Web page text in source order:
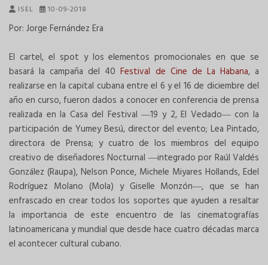
ISEL 10-09-2018
Por: Jorge Fernández Era
El cartel, el spot y los elementos promocionales en que se
basará la campaña del 40Festival de Cine de La Habana, a
realizarse en la capital cubana entre el 6 y el 16 de diciembre del
año en curso, fueron dados a conocer en conferencia de prensa
realizada en la Casa del Festival ―19 y 2, El Vedado― con la
participación de Yumey Besú, director del evento; Lea Pintado,
directora de Prensa; y cuatro de los miembros del equipo
creativo de diseñadores Nocturnal ―integrado por Raúl Valdés
González (Raupa), Nelson Ponce, Michele Miyares Hollands, Edel
Rodríguez Molano (Mola) y Giselle Monzón―, que se han
enfrascado en crear todos los soportes que ayuden a resaltar
la importancia de este encuentro de las cinematografías
latinoamericana y mundial que desde hace cuatro décadas marca
el acontecer cultural cubano.